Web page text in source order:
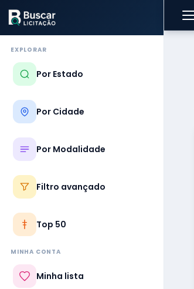
EXPLORAR
Por Estado
Por Cidade
Por Modalidade
Filtro avançado
Top 50
MINHA CONTA
Minha lista